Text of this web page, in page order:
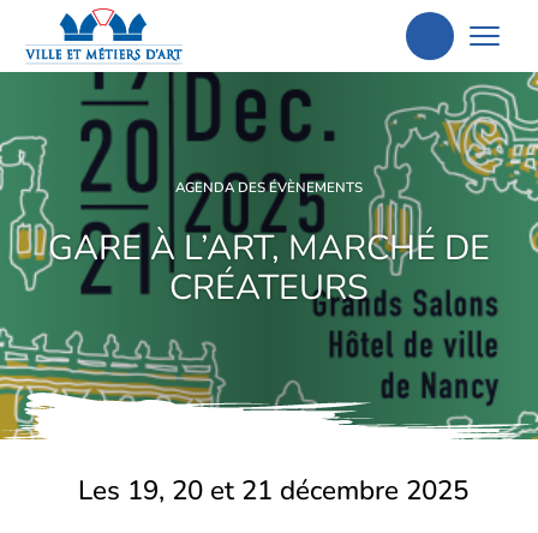
Aller
la
recherche
AGENDA DES ÉVÈNEMENTS
GARE À L’ART, MARCHÉ DE
CRÉATEURS
Les 19, 20 et 21 décembre 2025